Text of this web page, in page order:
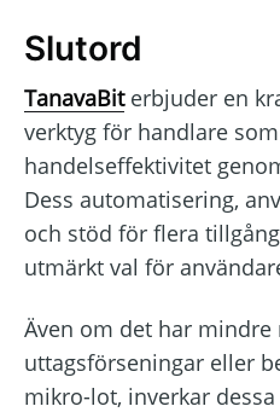
Slutord
TanavaBiterbjuder en
verktyg för handlare
handelseffektivitet
Dess automatisering,
och stöd för flera
utmärkt val för
Även om det har mindre
uttagsförseningar eller
mikro-lot, inverkar